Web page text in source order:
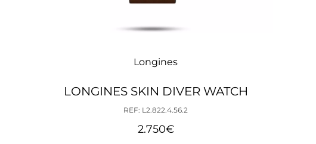
Longines
LONGINES SKIN DIVER WATCH
REF: L2.822.4.56.2
2.750€